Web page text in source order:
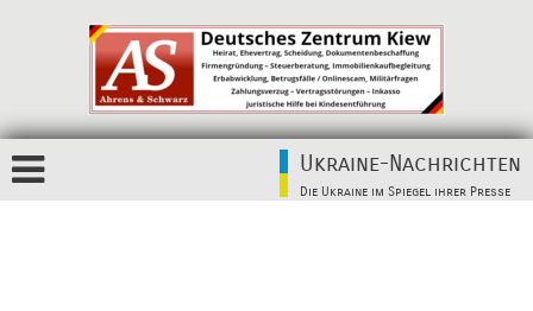
Ukraine-Nachrichten
Die Ukraine im Spiegel ihrer Presse